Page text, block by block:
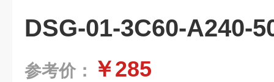
DSG-01-3C60-A240-
参考价： ￥285